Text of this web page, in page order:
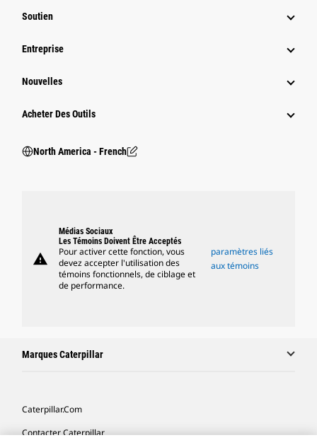
Soutien
Entreprise
Nouvelles
Acheter Des Outils
North America - French
warning
Médias Sociaux
Les Témoins Doivent Être Acceptés
Pour activer cette fonction, vous
devez accepter l'utilisation des
témoins fonctionnels, de ciblage et
de performance.
paramètres liés
aux témoins
Marques Caterpillar
Caterpillar.com
Contacter Caterpillar